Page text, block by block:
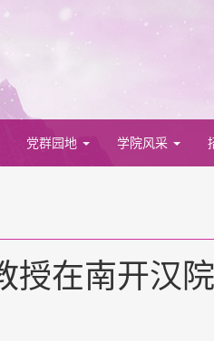
党群园地 学院风采
授在南开汉